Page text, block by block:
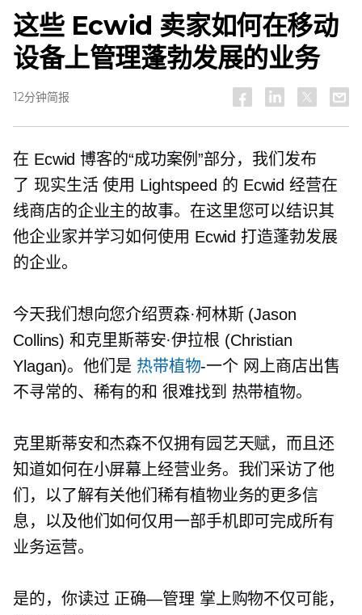
这些 Ecwid 卖家如何在移动
设备上管理蓬勃发展的业务
12分钟简报
在 Ecwid 博客的“成功案例”部分，我们发布
了 现实生活使用 Lightspeed 的 Ecwid 经营在
线商店的企业主的故事。在这里您可以结识其
他企业家并学习如何使用 Ecwid 打造蓬勃发展
的企业。
今天我们想向您介绍贾森·柯林斯 (Jason
Collins) 和克里斯蒂安·伊拉根 (Christian
Ylagan)。他们是 热带植物-一个 网上商店出售
不寻常的、稀有的和 很难找到 热带植物。
克里斯蒂安和杰森不仅拥有园艺天赋，而且还
知道如何在小屏幕上经营业务。我们采访了他
们，以了解有关他们稀有植物业务的更多信
息，以及他们如何仅用一部手机即可完成所有
业务运营。
是的，你读过 正确—管理 掌上购物不仅可能，